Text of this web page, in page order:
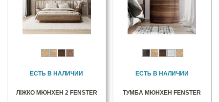
ЕСТЬ В НАЛИЧИИ
ЛІЖКО МЮНХЕН 2 FENSTER
ЕСТЬ В НАЛИЧИИ
ТУМБА МЮНХЕН FENSTER